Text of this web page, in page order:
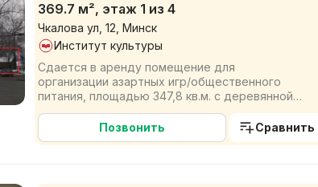
369.7 м², этаж 1 из 4
Чкалова ул, 12, Минск
Институт культуры
Сдается в аренду помещение для
организации азартных игр/общественного
питания, площадью 347,8 кв.м. с деревянной
пристройкой 21,9 кв.м. и уличной площ...
Позвонить
Сравнить